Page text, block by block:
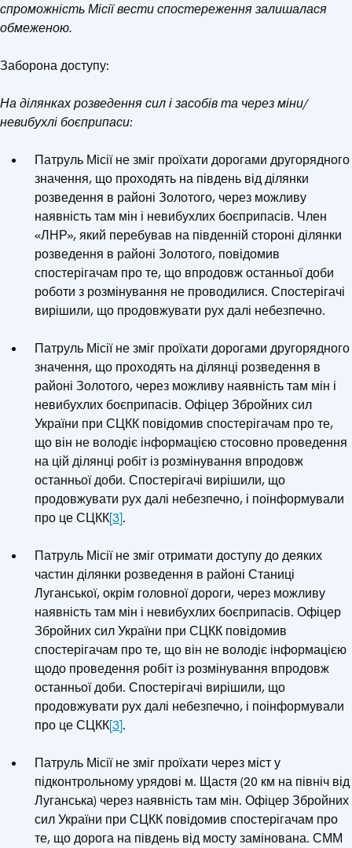
спроможність Місії вести спостереження залишалася
обмеженою.
Заборона доступу:
На ділянках розведення сил і засобів та через міни/
невибухлі боєприпаси:
Патруль Місії не зміг проїхати дорогами другорядного
значення, що проходять на південь від ділянки
розведення в районі Золотого, через можливу
наявність там мін і невибухлих боєприпасів. Член
«ЛНР», який перебував на південній стороні ділянки
розведення в районі Золотого, повідомив
спостерігачам про те, що впродовж останньої доби
роботи з розмінування не проводилися. Спостерігачі
вирішили, що продовжувати рух далі небезпечно.
Патруль Місії не зміг проїхати дорогами другорядного
значення, що проходять на ділянці розведення в
районі Золотого, через можливу наявність там мін і
невибухлих боєприпасів. Офіцер Збройних сил
України при СЦКК повідомив спостерігачам про те,
що він не володіє інформацією стосовно проведення
на цій ділянці робіт із розмінування впродовж
останньої доби. Спостерігачі вирішили, що
продовжувати рух далі небезпечно, і поінформували
про це СЦКК[3].
Патруль Місії не зміг отримати доступу до деяких
частин ділянки розведення в районі Станиці
Луганської, окрім головної дороги, через можливу
наявність там мін і невибухлих боєприпасів. Офіцер
Збройних сил України при СЦКК повідомив
спостерігачам про те, що він не володіє інформацією
щодо проведення робіт із розмінування впродовж
останньої доби. Спостерігачі вирішили, що
продовжувати рух далі небезпечно, і поінформували
про це СЦКК[3].
Патруль Місії не зміг проїхати через міст у
підконтрольному урядові м. Щастя (20 км на північ від
Луганська) через наявність там мін. Офіцер Збройних
сил України при СЦКК повідомив спостерігачам про
те, що дорога на південь від мосту замінована. СММ